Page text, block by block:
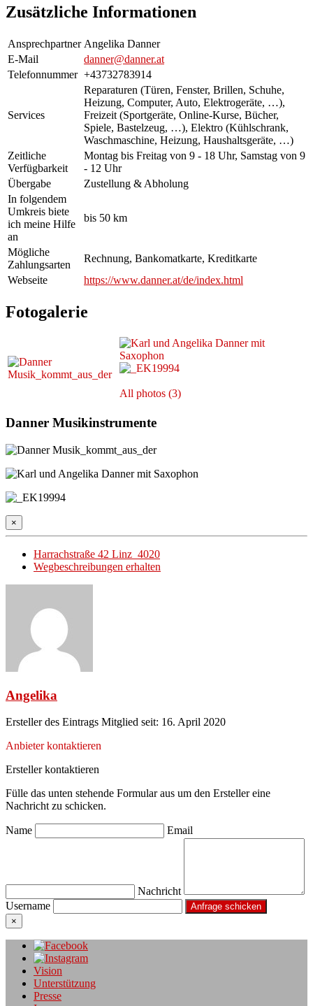
Zusätzliche Informationen
Ansprechpartner Angelika Danner
E-Mail
danner@danner.at
Telefonnummer +43732783914
Services
Reparaturen (Türen, Fenster, Brillen, Schuhe,
Heizung, Computer, Auto, Elektrogeräte, …),
Freizeit (Sportgeräte, Online-Kurse, Bücher,
Spiele, Bastelzeug, …), Elektro (Kühlschrank,
Waschmaschine, Heizung, Haushaltsgeräte, …)
Zeitliche
Verfügbarkeit
Montag bis Freitag von 9 - 18 Uhr, Samstag von 9
- 12 Uhr
Übergabe
Zustellung & Abholung
In folgendem
Umkreis biete
ich meine Hilfe
an
bis 50 km
Mögliche
Zahlungsarten
Rechnung, Bankomatkarte, Kreditkarte
Webseite
https://www.danner.at/de/index.html
Fotogalerie
All photos (3)
Danner Musikinstrumente
×
Harrachstraße 42 Linz 4020
Wegbeschreibungen erhalten
Angelika
Ersteller des Eintrags Mitglied seit: 16. April 2020
Anbieter kontaktieren
Ersteller kontaktieren
Fülle das unten stehende Formular aus um den Ersteller eine
Nachricht zu schicken.
Name Email
Nachricht
Username
×
Vision
Unterstützung
Presse